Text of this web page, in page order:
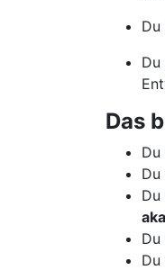
Du
Du
Das
Du